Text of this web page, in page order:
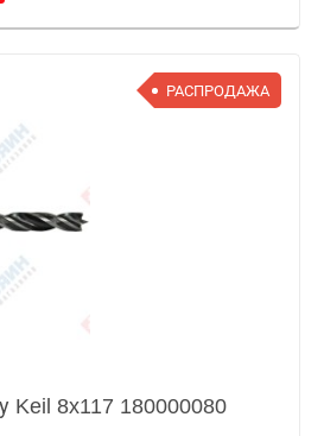
РАСПРОДАЖА
Keil 8x117 180000080